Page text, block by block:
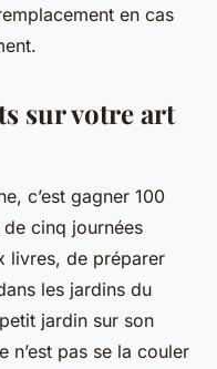
en cas
sur votre art
c’est gagner 100
de cinq journées
livres, de préparer
les jardins du
jardin sur son
n’est pas se la couler